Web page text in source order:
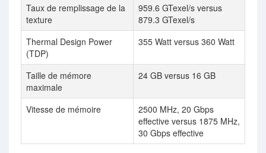
Taux de remplissage de la
texture
959.6 GTexel/s versus
879.3 GTexel/s
Thermal Design Power
(TDP)
355 Watt versus 360 Watt
Taille de mémore
maximale
24 GB versus 16 GB
Vitesse de mémoire
2500 MHz, 20 Gbps
effective versus 1875 MHz,
30 Gbps effective